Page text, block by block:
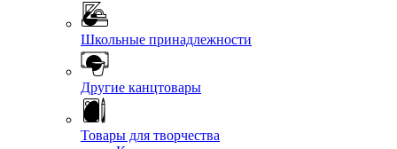
Школьные принадлежности
Другие канцтовары
Товары для творчества